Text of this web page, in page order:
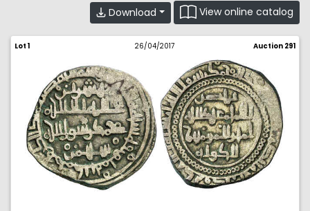
Download View online catalog
Lot 1 26/04/2017 Auction 291